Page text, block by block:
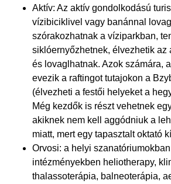
Aktív: Az aktív gondolkodású
vízibiciklivel vagy banánnal
szórakozhatnak a víziparkban,
siklóernyőzhetnek, élvezhetik az
és lovaglhatnak. Azok számára,
evezik a raftingot tutajokon a
(élvezheti a festői helyeket a
Még kezdők is részt vehetnek
akiknek nem kell aggódniuk a
miatt, mert egy tapasztalt oktató
Orvosi: a helyi
intézményekben heliotherapy,
thalassoterápia, balneoterápia,